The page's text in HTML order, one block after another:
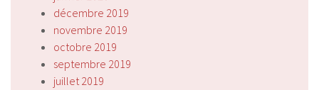
décembre 2019
novembre 2019
octobre 2019
septembre 2019
juillet 2019